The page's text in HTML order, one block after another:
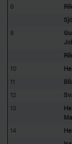
6
8
10
11
12
13
14